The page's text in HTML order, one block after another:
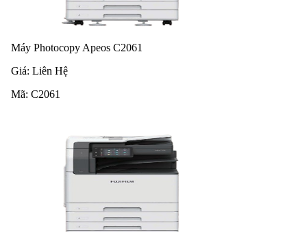
Máy Photocopy Apeos C2061
Giá: Liên Hệ
Mã: C2061